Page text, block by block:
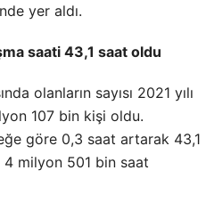
yer aldı.
saati 43,1 saat oldu
olanların sayısı 2021 yılı
107 bin kişi oldu.
göre 0,3 saat artarak 43,1
4 milyon 501 bin saat